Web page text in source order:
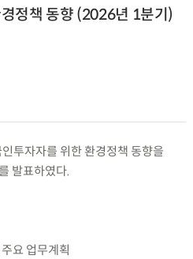
정책 동향 (2026년 1분기)
투자자를 위한 환경정책 동향을
발표하였다.
요 업무계획